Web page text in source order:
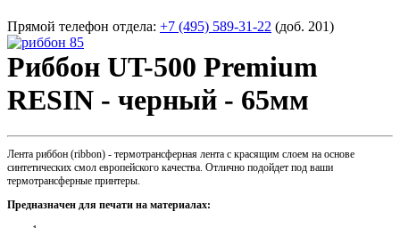
Прямой телефон отдела: +7 (495) 589-31-22 (доб. 201)
Риббон UT-500 Premium
RESIN - черный - 65мм
Лента риббон (ribbon) - термотрансферная лента с красящим слоем на основе
синтетических смол европейского качества. Отлично подойдет под ваши
термотрансферные принтеры.
Предназначен для печати на материалах: